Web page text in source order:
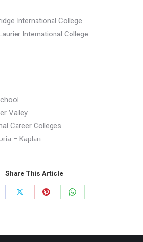
International College
International College
Valley
Career Colleges
– Kaplan
Share This Article
Share
Share
Share